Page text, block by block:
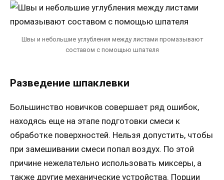
Швы и небольшие углубления между листами промазывают
составом с помощью шпателя
Разведение шпаклевки
Большинство новичков совершает ряд ошибок,
находясь еще на этапе подготовки смеси к
обработке поверхностей. Нельзя допустить, чтобы
при замешивании смеси попал воздух. По этой
причине нежелательно использовать миксеры, а
также другие механические устройства. Порции